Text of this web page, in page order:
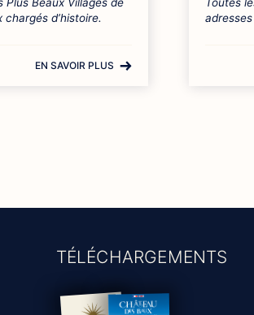
d’histoire.
EN SAVOIR PLUS
TÉLÉCHARGEMENTS